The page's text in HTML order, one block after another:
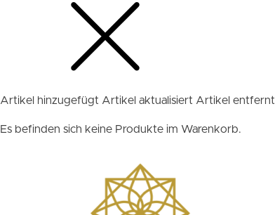
Artikel hinzugefügt Artikel aktualisiert Artikel entfernt
Es befinden sich keine Produkte im Warenkorb.